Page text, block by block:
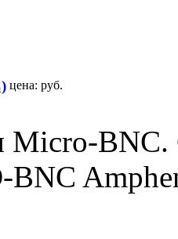
цена: руб.
Micro-
BNC